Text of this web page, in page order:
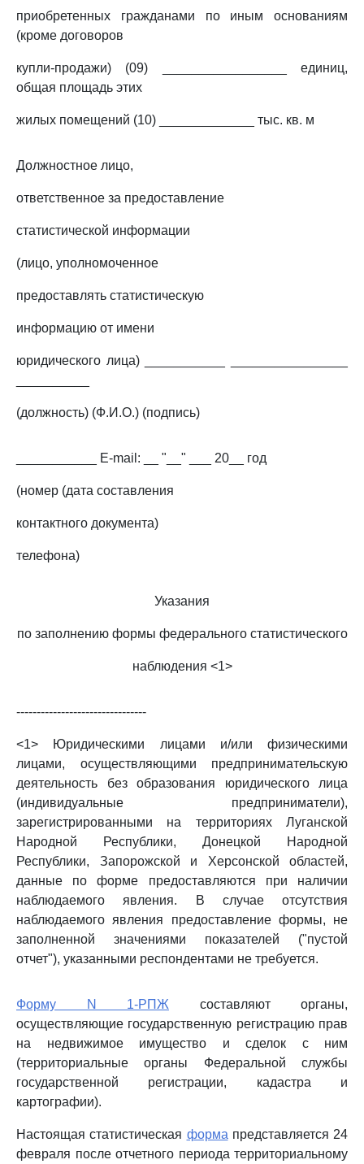
приобретенных гражданами по иным основаниям
(кроме договоров
купли-продажи) (09) _________________ единиц,
общая площадь этих
жилых помещений (10) _____________ тыс. кв. м
Должностное лицо,
ответственное за предоставление
статистической информации
(лицо, уполномоченное
предоставлять статистическую
информацию от имени
юридического лица) ___________ ________________
(должность) (Ф.И.О.) (подпись)
___________ E-mail: __ "__" ___ 20__ год
(номер (дата составления
контактного документа)
телефона)
Указания
по заполнению формы федерального статистического
наблюдения <1>
--------------------------------
<1> Юридическими лицами и/или физическими
лицами, осуществляющими предпринимательскую
деятельность без образования юридического лица
(индивидуальные предприниматели),
зарегистрированными на территориях Луганской
Народной Республики, Донецкой Народной
Республики, Запорожской и Херсонской областей,
данные по форме предоставляются при наличии
наблюдаемого явления. В случае отсутствия
наблюдаемого явления предоставление формы, не
заполненной значениями показателей ("пустой
отчет"), указанными респондентами не требуется.
Форму N 1-РПЖ составляют органы,
осуществляющие государственную регистрацию прав
на недвижимое имущество и сделок с ним
(территориальные органы Федеральной службы
государственной регистрации, кадастра и
картографии).
Настоящая статистическая форма представляется 24
февраля после отчетного периода территориальному